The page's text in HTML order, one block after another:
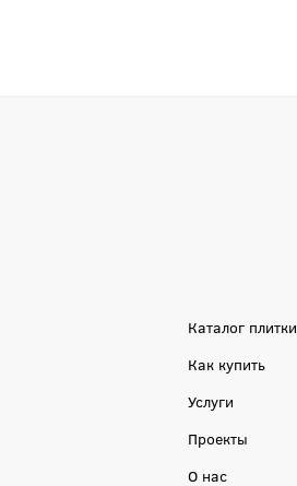
Каталог плитки
Как купить
Услуги
Проекты
О нас